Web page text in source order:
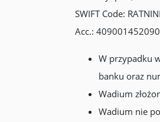
SWIFT Code:
Acc.: 409001452090
W przypadku
banku oraz
Wadium
Wadium nie